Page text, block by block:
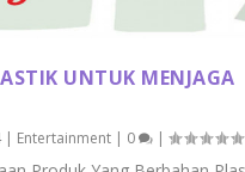
UNTUK MENJAGA
| Entertainment | 0 |